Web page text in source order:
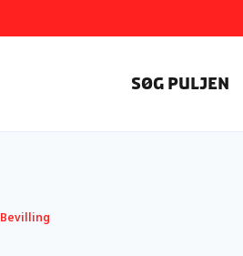
Søg Puljen
Bevilling